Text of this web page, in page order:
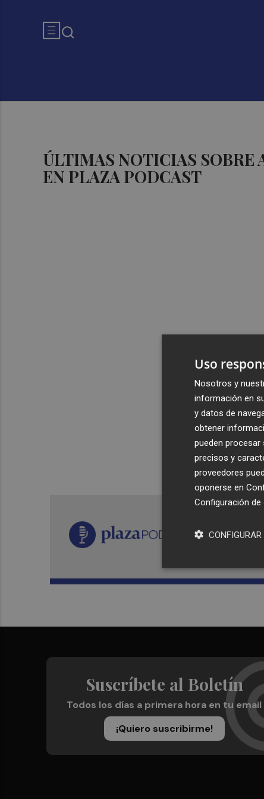
ÚLTIMAS NOTICIAS
EN PLAZA PODCAST
Suscríbete al Boletín
Todos los días a primera hora en tu email
¡Quiero suscribirme!
Uso
Nosotros y
información en
y datos de
obtener
pueden
precisos y
proveedores
oponerse en
Configuración de
CONFIGURAR